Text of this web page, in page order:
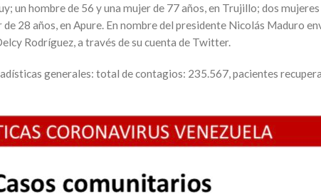
un hombre de 56 y una mujer de 77 años, en Trujillo; dos
28 años, en Apure. En nombre del presidente Nicolás Maduro
Rodríguez, a través de su cuenta de Twitter.
generales: total de contagios: 235.567, pacientes